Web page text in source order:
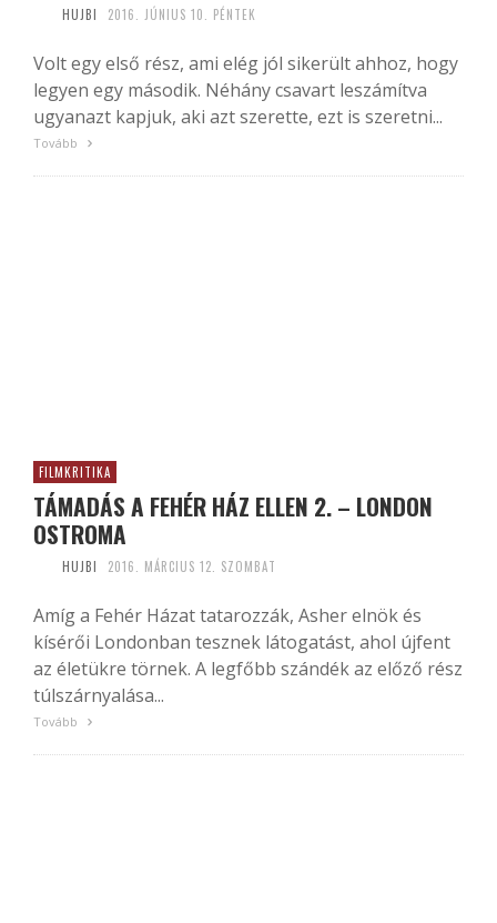
HUJBI 2016. JÚNIUS 10. PÉNTEK
Volt egy első rész, ami elég jól sikerült ahhoz, hogy
legyen egy második. Néhány csavart leszámítva
ugyanazt kapjuk, aki azt szerette, ezt is szeretni...
Tovább
FILMKRITIKA
TÁMADÁS A FEHÉR HÁZ ELLEN 2. – LONDON
OSTROMA
HUJBI 2016. MÁRCIUS 12. SZOMBAT
Amíg a Fehér Házat tatarozzák, Asher elnök és
kísérői Londonban tesznek látogatást, ahol újfent
az életükre törnek. A legfőbb szándék az előző rész
túlszárnyalása...
Tovább